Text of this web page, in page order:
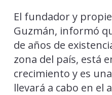
El fundador y
Guzmán, informó
de años de
zona del país, está
crecimiento y es
llevará a cabo en el